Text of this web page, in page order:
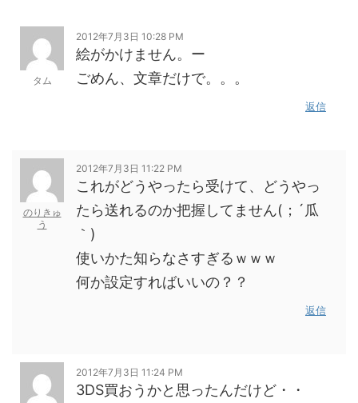
タム
2012年7月3日 10:28 PM
絵がかけません。ー
ごめん、文章だけで。。。
返信
のりきゅ
う
2012年7月3日 11:22 PM
これがどうやったら受けて、どうやっ
たら送れるのか把握してません(；´瓜
｀)
使いかた知らなさすぎるｗｗｗ
何か設定すればいいの？？
返信
2012年7月3日 11:24 PM
3DS買おうかと思ったんだけど・・